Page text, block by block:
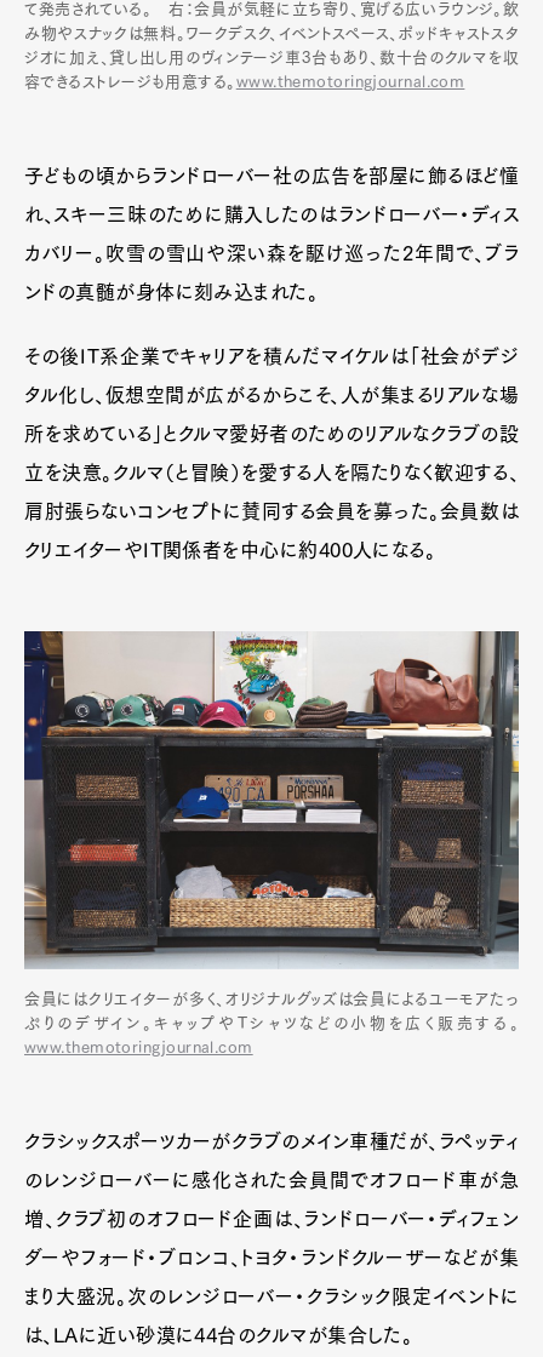
て発売されている。 右：会員が気軽に立ち寄り、寛げる広いラウンジ。飲
み物やスナックは無料。ワークデスク、イベントスペース、ポッドキャストスタ
ジオに加え、貸し出し用のヴィンテージ車3台もあり、数十台のクルマを収
容できるストレージも用意する。 www.themotoringjournal.com
子どもの頃からランドローバー社の広告を部屋に飾るほど憧
れ、スキー三昧のために購入したのはランドローバー・ディス
カバリー。吹雪の雪山や深い森を駆け巡った2年間で、ブラ
ンドの真髄が身体に刻み込まれた。
その後IT系企業でキャリアを積んだマイケルは「社会がデジ
タル化し、仮想空間が広がるからこそ、人が集まるリアルな場
所を求めている」とクルマ愛好者のためのリアルなクラブの設
立を決意。クルマ（と冒険）を愛する人を隔たりなく歓迎する、
肩肘張らないコンセプトに賛同する会員を募った。会員数は
クリエイターやIT関係者を中心に約400人になる。
会員にはクリエイターが多く、オリジナルグッズは会員によるユーモアたっ
ぷりのデザイン。キャップやTシャツなどの小物を広く販売する。
www.themotoringjournal.com
クラシックスポーツカーがクラブのメイン車種だが、ラペッティ
のレンジローバーに感化された会員間でオフロード車が急
増、クラブ初のオフロード企画は、ランドローバー・ディフェン
ダーやフォード・ブロンコ、トヨタ・ランドクルーザーなどが集
まり大盛況。次のレンジローバー・クラシック限定イベントに
は、LAに近い砂漠に44台のクルマが集合した。